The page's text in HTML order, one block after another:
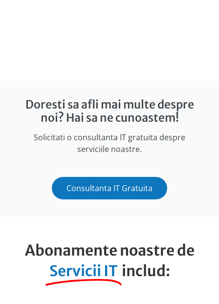
Doresti sa afli mai multe despre
noi? Hai sa ne cunoastem!
Solicitati o consultanta IT gratuita despre
serviciile noastre.
Consultanta IT Gratuita
Abonamente noastre de
Servicii IT includ: